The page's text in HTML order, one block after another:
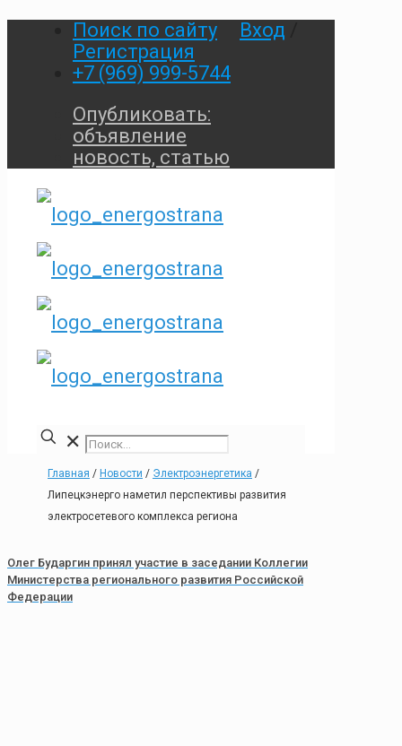
Поиск по сайту Вход
Регистрация
+7 (969) 999-5744
Опубликовать:
объявление
новость, статью
✕
Главная / Новости / Электроэнергетика /
Липецкэнерго наметил перспективы развития
электросетевого комплекса региона
Олег Бударгин принял участие в заседании Коллегии
Министерства регионального развития Российской
Федерации